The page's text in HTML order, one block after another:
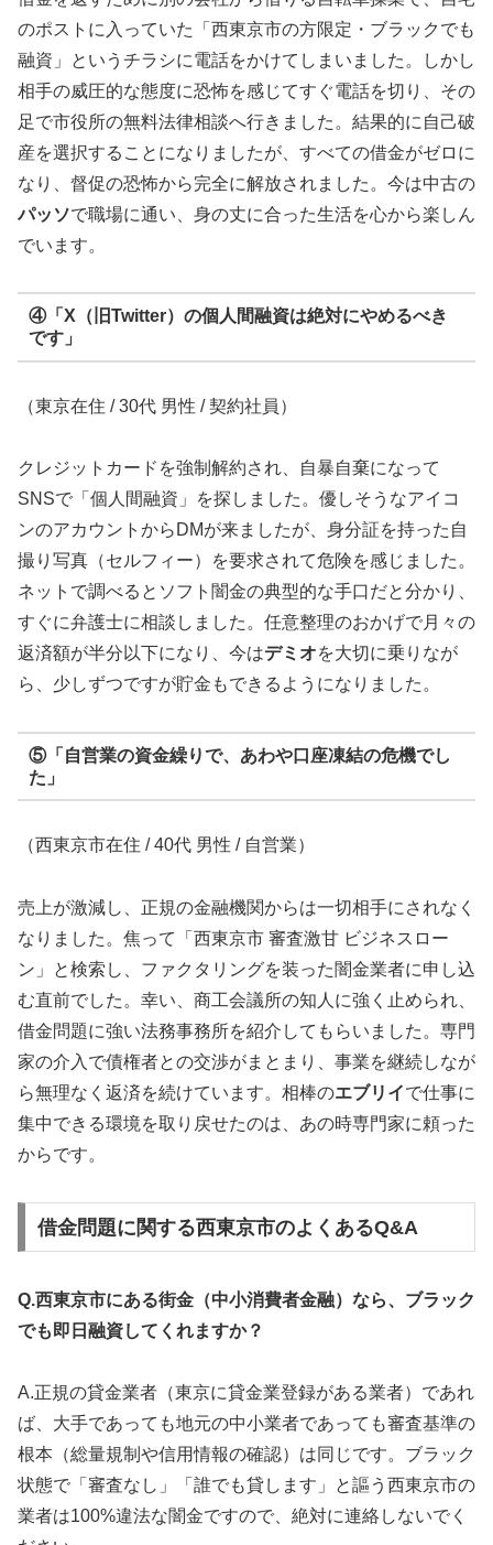
のポストに入っていた「西東京市の方限定・ブラックでも
融資」というチラシに電話をかけてしまいました。しかし
相手の威圧的な態度に恐怖を感じてすぐ電話を切り、その
足で市役所の無料法律相談へ行きました。結果的に自己破
産を選択することになりましたが、すべての借金がゼロに
なり、督促の恐怖から完全に解放されました。今は中古の
パッソで職場に通い、身の丈に合った生活を心から楽しん
でいます。
④「X（旧Twitter）の個人間融資は絶対にやめるべき
です」
（東京在住 / 30代 男性 / 契約社員）
クレジットカードを強制解約され、自暴自棄になって
SNSで「個人間融資」を探しました。優しそうなアイコ
ンのアカウントからDMが来ましたが、身分証を持った自
撮り写真（セルフィー）を要求されて危険を感じました。
ネットで調べるとソフト闇金の典型的な手口だと分かり、
すぐに弁護士に相談しました。任意整理のおかげで月々の
返済額が半分以下になり、今はデミオを大切に乗りなが
ら、少しずつですが貯金もできるようになりました。
⑤「自営業の資金繰りで、あわや口座凍結の危機でし
た」
（西東京市在住 / 40代 男性 / 自営業）
売上が激減し、正規の金融機関からは一切相手にされなく
なりました。焦って「西東京市 審査激甘 ビジネスロー
ン」と検索し、ファクタリングを装った闇金業者に申し込
む直前でした。幸い、商工会議所の知人に強く止められ、
借金問題に強い法務事務所を紹介してもらいました。専門
家の介入で債権者との交渉がまとまり、事業を継続しなが
ら無理なく返済を続けています。相棒のエブリイで仕事に
集中できる環境を取り戻せたのは、あの時専門家に頼った
からです。
借金問題に関する西東京市のよくあるQ&A
Q.西東京市にある街金（中小消費者金融）なら、ブラック
でも即日融資してくれますか？
A.正規の貸金業者（東京に貸金業登録がある業者）であれ
ば、大手であっても地元の中小業者であっても審査基準の
根本（総量規制や信用情報の確認）は同じです。ブラック
状態で「審査なし」「誰でも貸します」と謳う西東京市の
業者は100%違法な闇金ですので、絶対に連絡しないでく